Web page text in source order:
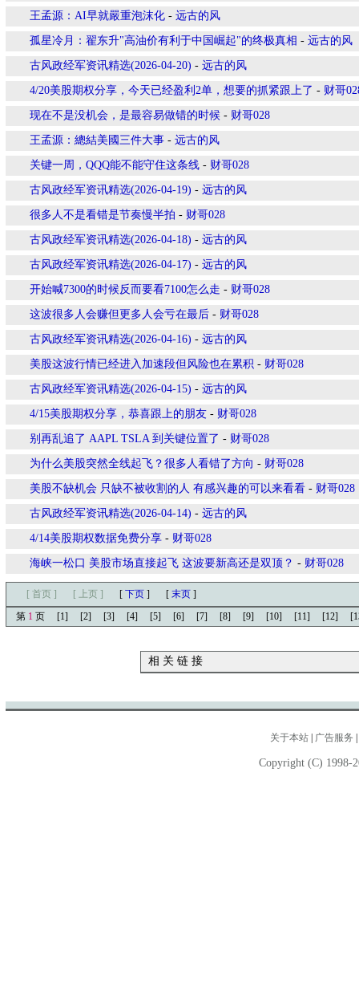
王孟源：AI早就嚴重泡沫化 - 远古的风
孤星冷月：翟东升"高油价有利于中国崛起"的终极真相 - 远古的风
古风政经军资讯精选(2026-04-20) - 远古的风
4/20美股期权分享，今天已经盈利2单，想要的抓紧跟上了 - 财哥
现在不是没机会，是最容易做错的时候 - 财哥028
王孟源：總結美國三件大事 - 远古的风
关键一周，QQQ能不能守住这条线 - 财哥028
古风政经军资讯精选(2026-04-19) - 远古的风
很多人不是看错是节奏慢半拍 - 财哥028
古风政经军资讯精选(2026-04-18) - 远古的风
古风政经军资讯精选(2026-04-17) - 远古的风
开始喊7300的时候反而要看7100怎么走 - 财哥028
这波很多人会赚但更多人会亏在最后 - 财哥028
古风政经军资讯精选(2026-04-16) - 远古的风
美股这波行情已经进入加速段但风险也在累积 - 财哥028
古风政经军资讯精选(2026-04-15) - 远古的风
4/15美股期权分享，恭喜跟上的朋友 - 财哥028
别再乱追了 AAPL TSLA 到关键位置了 - 财哥028
为什么美股突然全线起飞？很多人看错了方向 - 财哥028
美股不缺机会 只缺不被收割的人 有感兴趣的可以来看看 - 财哥028
古风政经军资讯精选(2026-04-14) - 远古的风
4/14美股期权数据免费分享 - 财哥028
海峡一松口 美股市场直接起飞 这波要新高还是双顶？ - 财哥028
[ 首页 ] [ 上页 ] [ 下页 ] [ 末页 ]
第 1 页 [1] [2] [3] [4] [5] [6] [7] [8] [9] [10] [11] [12]
相 关 链 接
关于本站 广告服务
Copyright (C) 1998-